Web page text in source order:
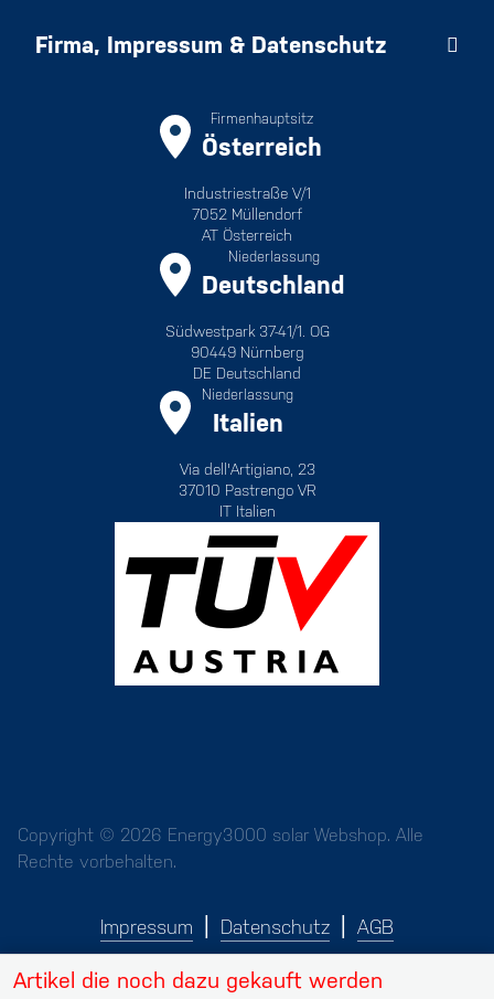
Artikel die noch dazu gekauft werden
Firma, Impressum & Datenschutz
Firmenhauptsitz
Österreich
Industriestraße V/1
7052 Müllendorf
AT Österreich
Niederlassung
Deutschland
Südwestpark 37-41/1. OG
90449 Nürnberg
DE Deutschland
Niederlassung
Italien
Via dell'Artigiano, 23
37010 Pastrengo VR
IT Italien
Copyright © 2026 Energy3000 solar Webshop. Alle
Rechte vorbehalten.
Impressum Datenschutz AGB